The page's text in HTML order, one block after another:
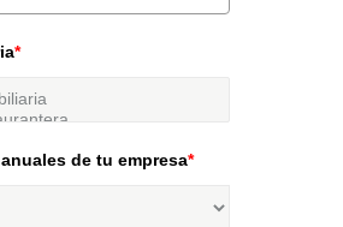
*
de tu empresa*